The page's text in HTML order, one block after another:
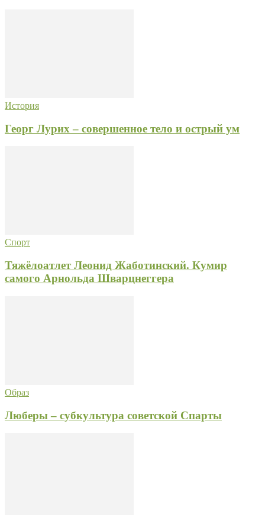
История
Георг Лурих – совершенное тело и острый ум
Спорт
Тяжёлоатлет Леонид Жаботинский. Кумир
самого Арнольда Шварцнеггера
Образ
Люберы – субкультура советской Спарты